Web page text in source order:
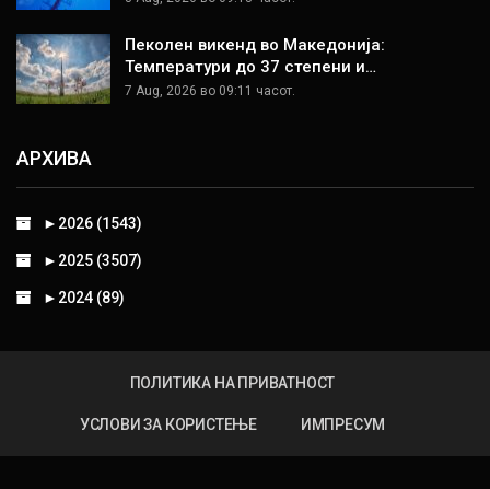
Пеколен викенд во Македонија:
Температури до 37 степени и…
7 Aug, 2026 во 09:11 часот.
АРХИВА
► 2026 (1543)
► 2025 (3507)
► 2024 (89)
ПОЛИТИКА НА ПРИВАТНОСТ
УСЛОВИ ЗА КОРИСТЕЊЕ ИМПРЕСУМ